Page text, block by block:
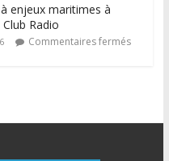
enjeux maritimes à
Radio
Commentaires fermés